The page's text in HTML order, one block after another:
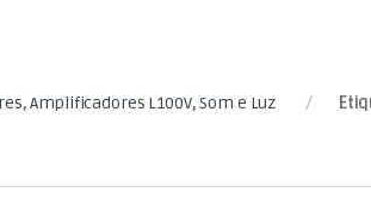
,Amplificadores L100V,Som e Luz